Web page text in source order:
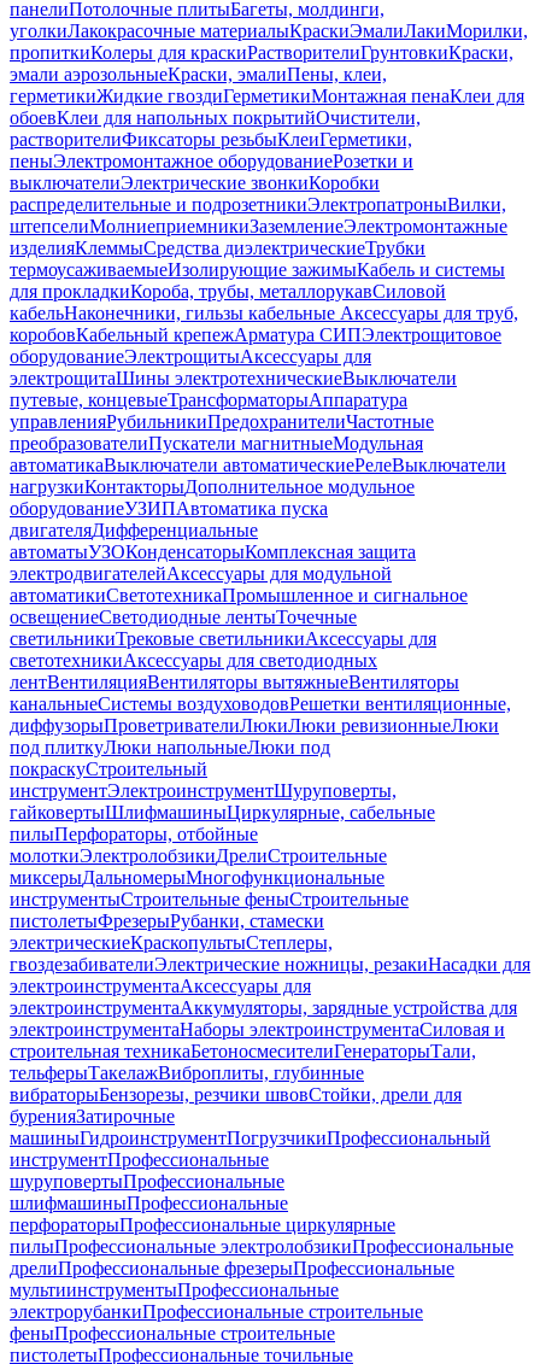
панелиПотолочные плитыБагеты, молдинги,
уголкиЛакокрасочные материалыКраскиЭмалиЛакиМорилки,
пропиткиКолеры для краскиРастворителиГрунтовкиКраски,
эмали аэрозольныеКраски, эмалиПены, клеи,
герметикиЖидкие гвоздиГерметикиМонтажная пенаКлеи для
обоевКлеи для напольных покрытийОчистители,
растворителиФиксаторы резьбыКлеиГерметики,
пеныЭлектромонтажное оборудованиеРозетки и
выключателиЭлектрические звонкиКоробки
распределительные и подрозетникиЭлектропатроныВилки,
штепселиМолниеприемникиЗаземлениеЭлектромонтажные
изделияКлеммыСредства диэлектрическиеТрубки
термоусаживаемыеИзолирующие зажимыКабель и системы
для прокладкиКороба, трубы, металлорукавСиловой
кабельНаконечники, гильзы кабельные Аксессуары для труб,
коробовКабельный крепежАрматура СИПЭлектрощитовое
оборудованиеЭлектрощитыАксессуары для
электрощитаШины электротехническиеВыключатели
путевые, концевыеТрансформаторыАппаратура
управленияРубильникиПредохранителиЧастотные
преобразователиПускатели магнитныеМодульная
автоматикаВыключатели автоматическиеРелеВыключатели
нагрузкиКонтакторыДополнительное модульное
оборудованиеУЗИПАвтоматика пуска
двигателяДифференциальные
автоматыУЗОКонденсаторыКомплексная защита
электродвигателейАксессуары для модульной
автоматикиСветотехникаПромышленное и сигнальное
освещениеСветодиодные лентыТочечные
светильникиТрековые светильникиАксессуары для
светотехникиАксессуары для светодиодных
лентВентиляцияВентиляторы вытяжныеВентиляторы
канальныеСистемы воздуховодовРешетки вентиляционные,
диффузорыПроветривателиЛюкиЛюки ревизионныеЛюки
под плиткуЛюки напольныеЛюки под
покраскуСтроительный
инструментЭлектроинструментШуруповерты,
гайковертыШлифмашиныЦиркулярные, сабельные
пилыПерфораторы, отбойные
молоткиЭлектролобзикиДрелиСтроительные
миксерыДальномерыМногофункциональные
инструментыСтроительные феныСтроительные
пистолетыФрезерыРубанки, стамески
электрическиеКраскопультыСтеплеры,
гвоздезабивателиЭлектрические ножницы, резакиНасадки для
электроинструментаАксессуары для
электроинструментаАккумуляторы, зарядные устройства для
электроинструментаНаборы электроинструментаСиловая и
строительная техникаБетоносмесителиГенераторыТали,
тельферыТакелажВиброплиты, глубинные
вибраторыБензорезы, резчики швовСтойки, дрели для
буренияЗатирочные
машиныГидроинструментПогрузчикиПрофессиональный
инструментПрофессиональные
шуруповертыПрофессиональные
шлифмашиныПрофессиональные
перфораторыПрофессиональные циркулярные
пилыПрофессиональные электролобзикиПрофессиональные
дрелиПрофессиональные фрезерыПрофессиональные
мультиинструментыПрофессиональные
электрорубанкиПрофессиональные строительные
феныПрофессиональные строительные
пистолетыПрофессиональные точильные